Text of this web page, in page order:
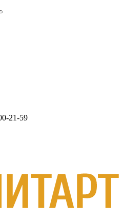
21-59